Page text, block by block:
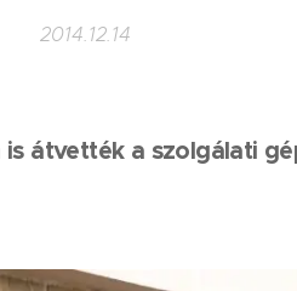
2014.12.14
átvették a szolgálati